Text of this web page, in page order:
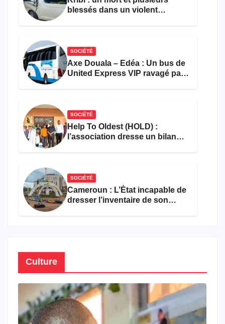
blessés dans un violent
SOCIÉTÉ
Axe Douala – Edéa : Un bus de
United Express VIP ravagé par
SOCIÉTÉ
Help To Oldest (HOLD) :
l’association dresse un bilan
SOCIÉTÉ
Cameroun : L’État incapable de
dresser l’inventaire de son
Culture